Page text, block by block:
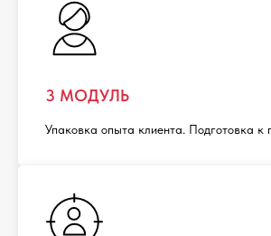
3 МОДУЛЬ
Упаковка опыта клиента. Подготовка к